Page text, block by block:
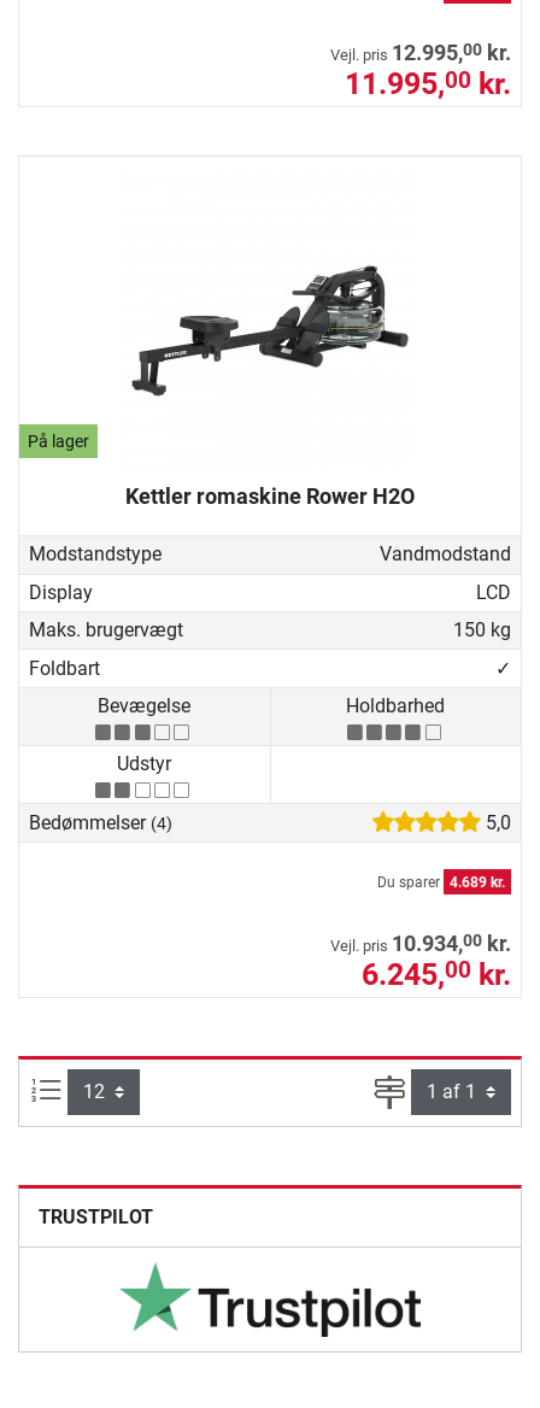
Vejl. pris 12.995,00 kr.
11.995,00 kr.
På lager
Kettler romaskine Rower H2O
Modstandstype
Vandmodstand
Display
LCD
Maks. brugervægt
150 kg
Foldbart
✓
Bevægelse
Holdbarhed
Udstyr
Bedømmelser (4) 5,0
Du sparer 4.689 kr.
Vejl. pris 10.934,00 kr.
6.245,00 kr.
Artikel pr. side: Side
TRUSTPILOT